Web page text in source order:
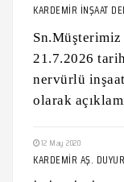
KARDEMİR İNŞAAT
21.7.2026
nervürlü
olarak
12 May 2020
KARDEMİR AŞ.